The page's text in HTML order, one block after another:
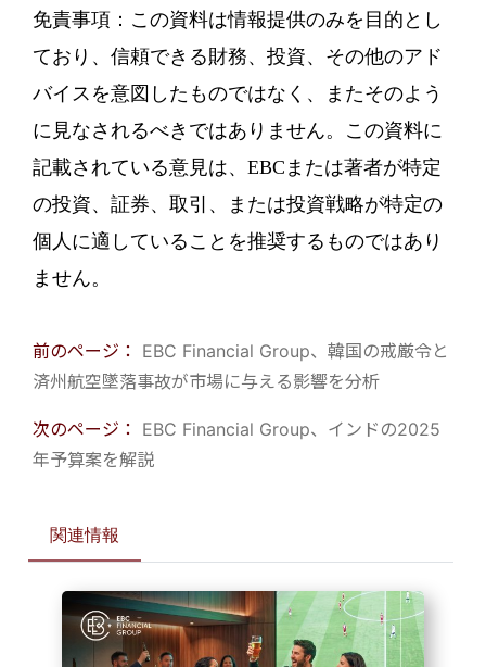
免責事項：この資料は情報提供のみを目的とし
ており、信頼できる財務、投資、その他のアド
バイスを意図したものではなく、またそのよう
に見なされるべきではありません。この資料に
記載されている意見は、EBCまたは著者が特定
の投資、証券、取引、または投資戦略が特定の
個人に適していることを推奨するものではあり
ません。
前のページ： EBC Financial Group、韓国の戒厳令と
済州航空墜落事故が市場に与える影響を分析
次のページ： EBC Financial Group、インドの2025
年予算案を解説
関連情報